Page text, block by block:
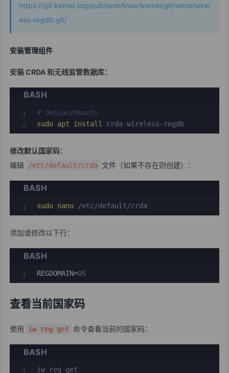
https://git.kernel.org/pub/scm/linux/kernel/git/wens/wirel
ess-regdb.git/
安装管理组件
安装 CRDA 和无线监管数据库：
BASH
# Debian/Ubuntu
sudo apt install crda wireless-regdb
修改默认国家码：
编辑
/etc/default/crda 文件（如果不存在则创建）：
BASH
sudo nano /etc/default/crda
添加或修改以下行：
BASH
REGDOMAIN=US
查看当前国家码
使用 iw reg get 命令查看当前的国家码：
BASH
iw reg get